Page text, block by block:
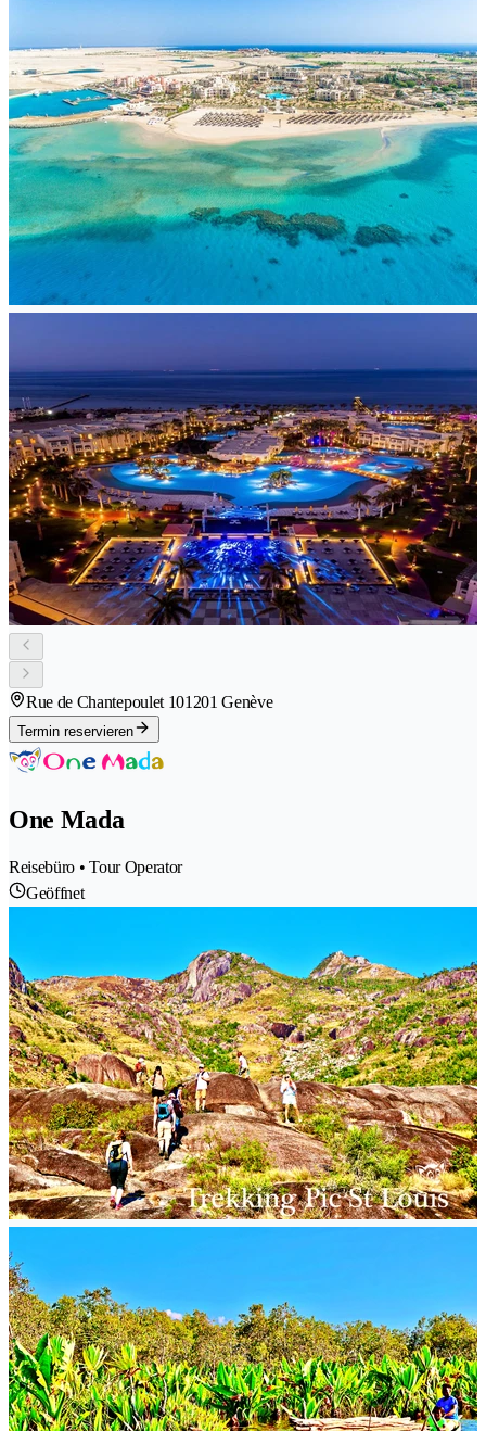
Rue de Chantepoulet 101201 Genève
Termin reservieren
One Mada
Reisebüro • Tour Operator
Geöffnet